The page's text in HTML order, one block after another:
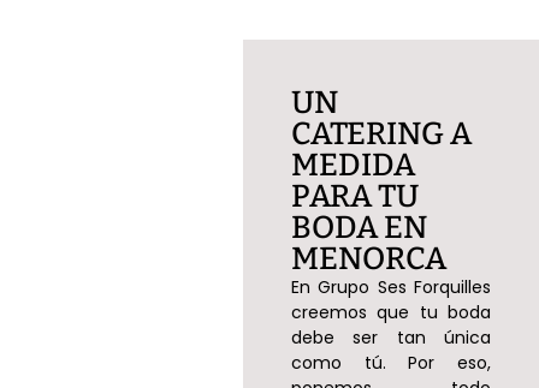
UN
CATERING A
MEDIDA
PARA TU
BODA EN
MENORCA
En Grupo Ses Forquilles
creemos que tu boda
debe ser tan única
como tú. Por eso,